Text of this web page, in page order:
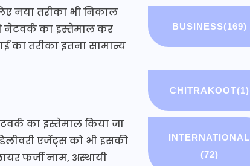
नया तरीका भी निकाल
नेटवर्क का इस्तेमाल कर
का तरीका इतना सामान्य
का इस्तेमाल किया जा
एजेंट्स को भी इसकी
फर्जी नाम, अस्थायी
BUSINESS(169)
CHITRAKOOT(1)
INTERNATIONAL
(72)